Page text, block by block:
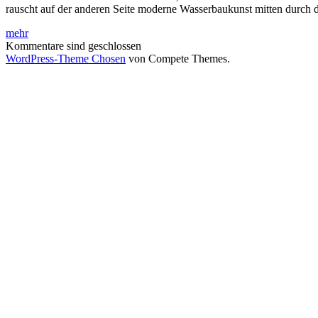
rauscht auf der anderen Seite moderne Wasserbaukunst mitten
mehrStaustufe
Offenbach
Kommentare sind geschlossen
WordPress-Theme Chosen von Compete Themes.